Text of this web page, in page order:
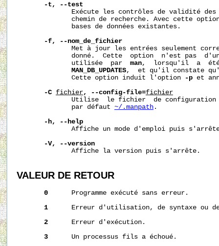
-t, --test
Exécute les contrôles de validité
chemin de recherche. Avec cette
              bases de données existantes.
-f, --nom_de_fichier
Met à jour les entrées seulement
donné.  Cette  option  n'est pas
              utilisée  par
man,  lorsqu'il  a  été
MAN_DB_UPDATES,  et qu'il constate
              Cette option induit l'option
-p et
-C fichier, --config-file=fichier
Utilise  le fichier  de
              par défaut
~/.manpath .
-h, --help
Affiche un mode d'emploi puis
-V, --version
              Affiche la version puis s'arrête.
VALEUR DE RETOUR
0
      Programme exécuté sans erreur.
1
Erreur d'utilisation, de syntaxe ou
2
      Erreur d'exécution.
3
      Un processus fils a échoué.